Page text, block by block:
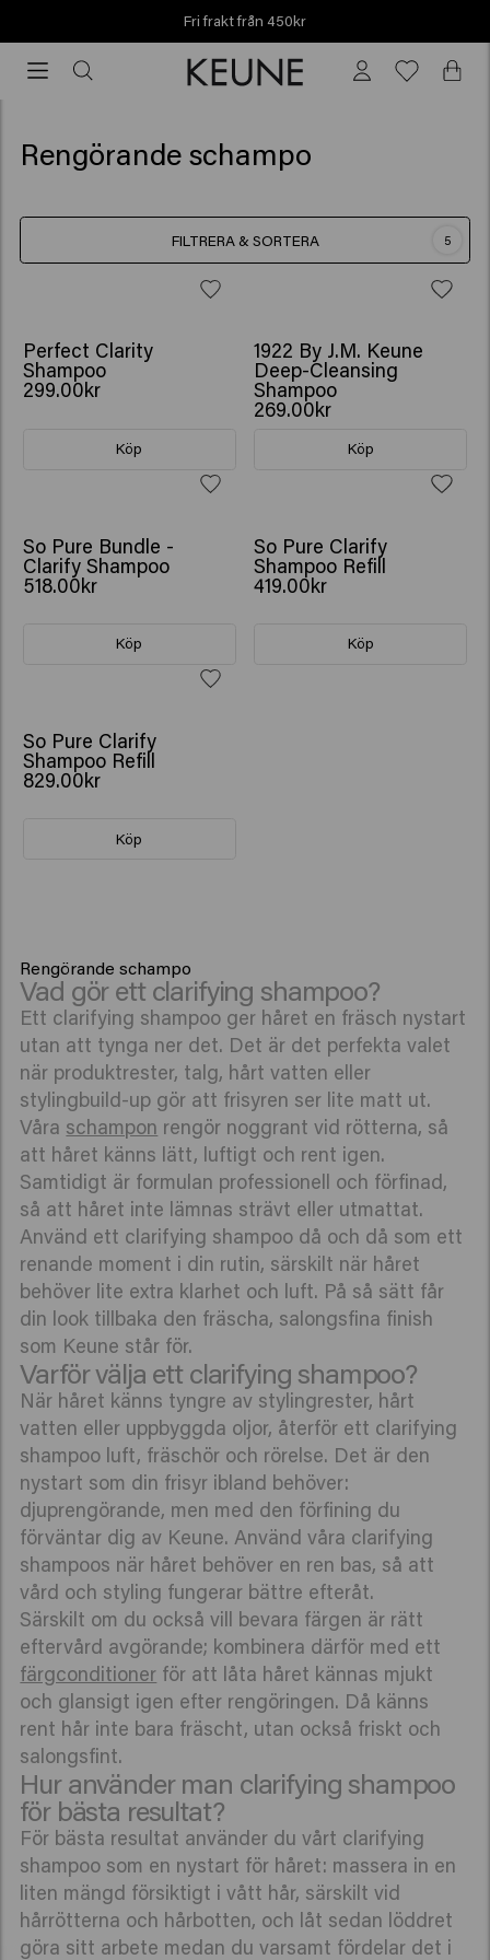
Fri frakt från 450kr
frakt
Rengörande schampo
FILTRERA & SORTERA 5
Perfect Clarity
Shampoo
299.00kr
Köp
1922 By J.M. Keune
Deep-Cleansing
Shampoo
269.00kr
Köp
So Pure Bundle -
Clarify Shampoo
518.00kr
Köp
So Pure Clarify
Shampoo Refill
419.00kr
Köp
So Pure Clarify
Shampoo Refill
829.00kr
Köp
Rengörande schampo
Vad gör ett clarifying shampoo?
Ett clarifying shampoo ger håret en fräsch nystart
utan att tynga ner det. Det är det perfekta valet
när produktrester, talg, hårt vatten eller
stylingbuild-up gör att frisyren ser lite matt ut.
Våra schampon rengör noggrant vid rötterna, så
att håret känns lätt, luftigt och rent igen.
Samtidigt är formulan professionell och förfinad,
så att håret inte lämnas strävt eller utmattat.
Använd ett clarifying shampoo då och då som ett
renande moment i din rutin, särskilt när håret
behöver lite extra klarhet och luft. På så sätt får
din look tillbaka den fräscha, salongsfina finish
som Keune står för.
Varför välja ett clarifying shampoo?
När håret känns tyngre av stylingrester, hårt
vatten eller uppbyggda oljor, återför ett clarifying
shampoo luft, fräschör och rörelse. Det är den
nystart som din frisyr ibland behöver:
djuprengörande, men med den förfining du
förväntar dig av Keune. Använd våra clarifying
shampoos när håret behöver en ren bas, så att
vård och styling fungerar bättre efteråt.
Särskilt om du också vill bevara färgen är rätt
eftervård avgörande; kombinera därför med ett
färgconditioner för att låta håret kännas mjukt
och glansigt igen efter rengöringen. Då känns
rent hår inte bara fräscht, utan också friskt och
salongsfint.
Hur använder man clarifying shampoo
för bästa resultat?
För bästa resultat använder du vårt clarifying
shampoo som en nystart för håret: massera in en
liten mängd försiktigt i vått hår, särskilt vid
hårrötterna och hårbotten, och låt sedan löddret
göra sitt arbete medan du varsamt fördelar det i